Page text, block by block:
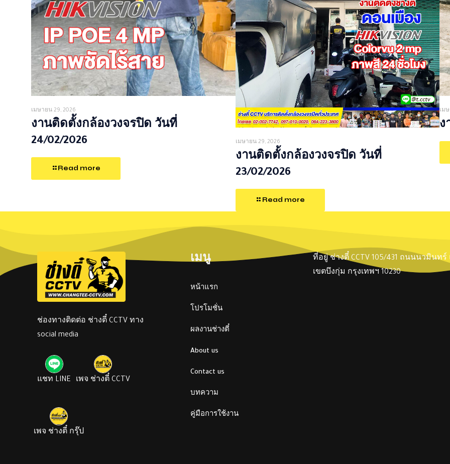
เมษายน 29, 2026
งานติดตั้งกล้องวงจรปิด วันที่
24/02/2026
Read more
เมษายน 29, 2026
งานติดตั้งกล้องวงจรปิด วันที่
23/02/2026
Read more
เม
ง
ช่องทางติดต่อ ช่างตี๋ CCTV ทาง
social media
แชท LINE เพจ ช่างตี๋ CCTV
เพจ ช่างตี๋ กรุ๊ป
เมนู
หน้าแรก
โปรโมชั่น
ผลงานช่างตี๋
About us
Contact us
บทความ
คู่มือการใช้งาน
ที่อยู่ ช่างตี๋ CCTV 105/431 ถนนนวมินท
เขตบึงกุ่ม กรุงเทพฯ 10230